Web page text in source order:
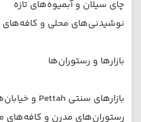
چای سیلان و آبمیوه‌های تازه
نوشیدنی‌های محلی و
بازارها و رستوران‌ها
بازارهای سنتی Pettah و خیابان‌های اطراف
رستوران‌های مدرن و کافه‌های